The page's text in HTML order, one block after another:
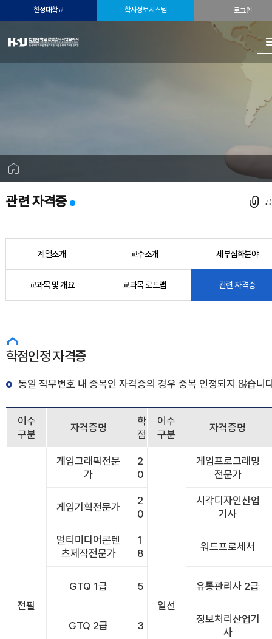
한성대학교 학사정보시스템 로그인
관련 자격증
계열소개 교수소개 세부심화분야
교과목 및 개요 교과목 로드맵 관련 자격증
학점인정 자격증
동일 직무번호 내 종목인 자격증의 경우 중복 인정되지 않습니
이수
구분
자격증명
학
점
이수
구분
자격증명
전필
게임그래픽전문
가
2
0
일선
게임프로그래밍
전문가
게임기획전문가
2
0
시각디자인산업
기사
멀티미디어콘텐
츠제작전문가
1
8
워드프로세서
GTQ 1급 5 유통관리사 2급
GTQ 2급 3
정보처리산업기
사